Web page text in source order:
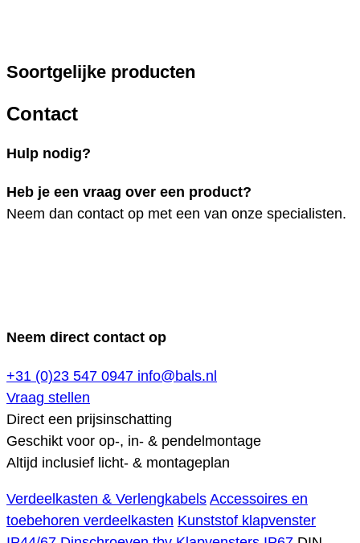
Soortgelijke producten
Contact
Hulp nodig?
Heb je een vraag over een product?
Neem dan contact op met een van onze specialisten.
Neem direct contact op
+31 (0)23 547 0947 info@bals.nl
Vraag stellen
Direct een prijsinschatting
Geschikt voor op-, in- & pendelmontage
Altijd inclusief licht- & montageplan
Verdeelkasten & Verlengkabels Accessoires en
toebehoren verdeelkasten Kunststof klapvenster